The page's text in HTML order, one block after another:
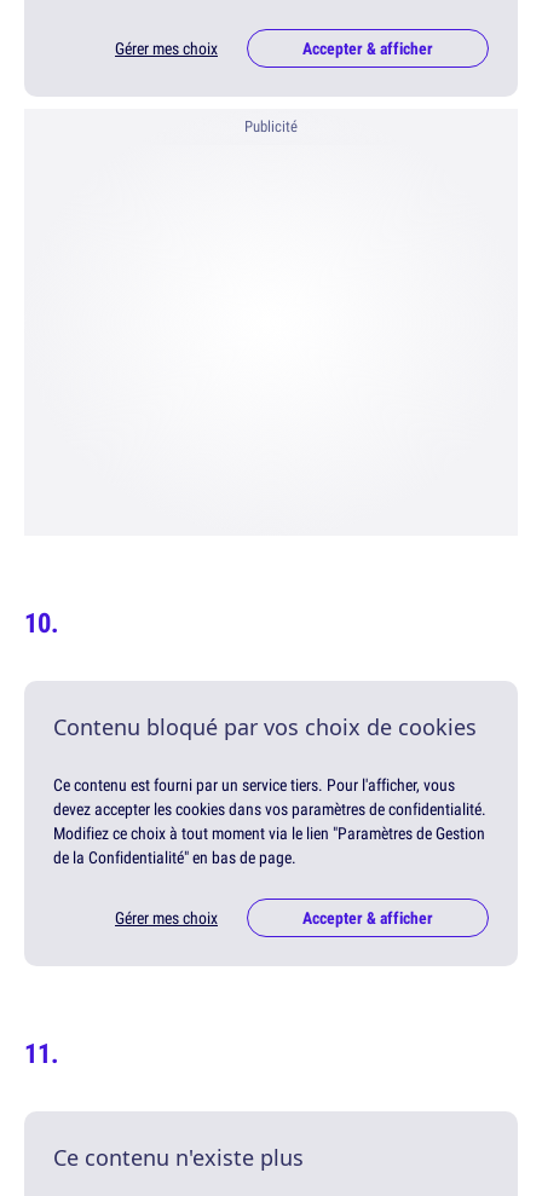
Gérer mes choix Accepter & afficher
Publicité
Contenu bloqué par vos choix de cookies
Ce contenu est fourni par un service tiers. Pour l'afficher, vous
devez accepter les cookies dans vos paramètres de confidentialité.
Modifiez ce choix à tout moment via le lien "Paramètres de Gestion
de la Confidentialité" en bas de page.
Gérer mes choix Accepter & afficher
Ce contenu n'existe plus